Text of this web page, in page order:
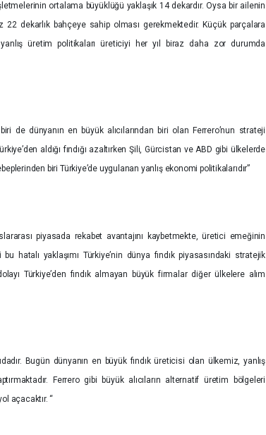
ortalama büyüklüğü yaklaşık 14 dekardır. Oysa bir ailenin
dekarlık bahçeye sahip olması gerekmektedir. Küçük parçalara
üretim politikaları üreticiyi her yıl biraz daha zor durumda
de dünyanın en büyük alıcılarından biri olan Ferrero’nun strateji
aldığı fındığı azaltırken Şili, Gürcistan ve ABD gibi ülkelerde
biri Türkiye’de uygulanan yanlış ekonomi politikalarıdır”
piyasada rekabet avantajını kaybetmekte, üretici emeğinin
hatalı yaklaşımı Türkiye’nin dünya fındık piyasasındaki stratejik
Türkiye’den fındık almayan büyük firmalar diğer ülkelere alım
Bugün dünyanın en büyük fındık üreticisi olan ülkemiz, yanlış
Ferrero gibi büyük alıcıların alternatif üretim bölgeleri
açacaktır. “